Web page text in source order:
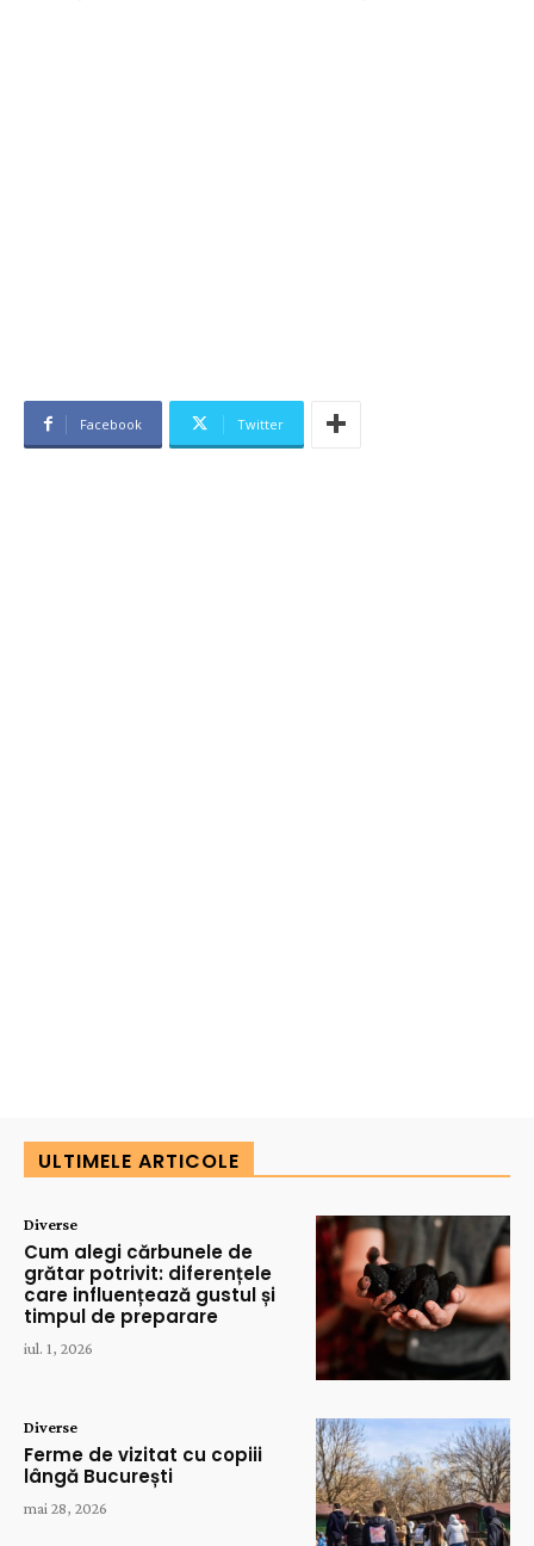
Facebook Twitter
ULTIMELE ARTICOLE
Diverse
Cum alegi cărbunele de
grătar potrivit: diferențele
care influențează gustul și
timpul de preparare
iul. 1, 2026
Diverse
Ferme de vizitat cu copiii
lângă București
mai 28, 2026